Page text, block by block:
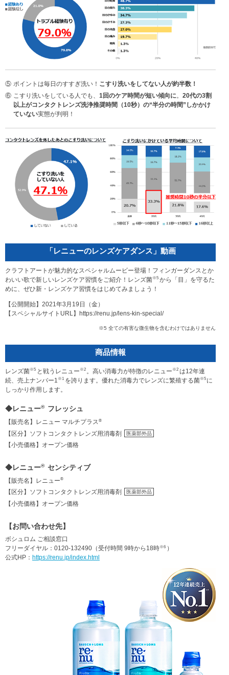
⑤ ポイントは毎日のすすぎ洗い！ こすり洗いをしてない人が約半数！
⑥ こすり洗いをしている人でも、 1回のケア時間が短い傾向に 。 20代の3割
以上がコンタクトレンズ洗浄推奨時間（10秒）の“半分の時間”しかかけ
ていない実態が判明！
「レニューのレンズケアダンス」動画
クラフトアートが魅力的なスペシャルムービー登場！フィンガーダンスとか
わいい歌で新しいレンズケア習慣をご紹介！レンズ菌※5 から「目」を守るた
めに、ぜひ新・レンズケア習慣をはじめてみましょう！
【公開開始】2021年3月19日（金）
【スペシャルサイトURL】https://renu.jp/lens-kin-special/
※5 全ての有害な微生物を含むわけではありません
商品情報
レンズ菌※5 と戦うレニュー ※2 。高い消毒力が特徴のレニュー ※2 は12年連
続、売上ナンバー1 ※1 を誇ります。優れた消毒力でレンズに繁殖する菌※5 に
しっかり作用します。
◆レニュー® フレッシュ
【販売名】レニュー マルチプラス ®
【区分】ソフトコンタクトレンズ用消毒剤 医薬部外品
【小売価格】オープン価格
◆レニュー® センシティブ
【販売名】レニュー®
【区分】ソフトコンタクトレンズ用消毒剤 医薬部外品
【小売価格】オープン価格
【お問い合わせ先】
ボシュロム ご相談窓口
フリーダイヤル：0120-132490（受付時間 9時から18時※6 ）
公式HP： https://renu.jp/index.html